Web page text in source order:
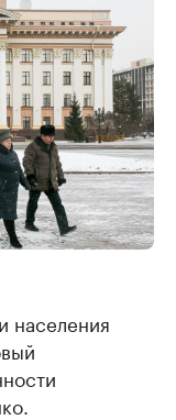
населения